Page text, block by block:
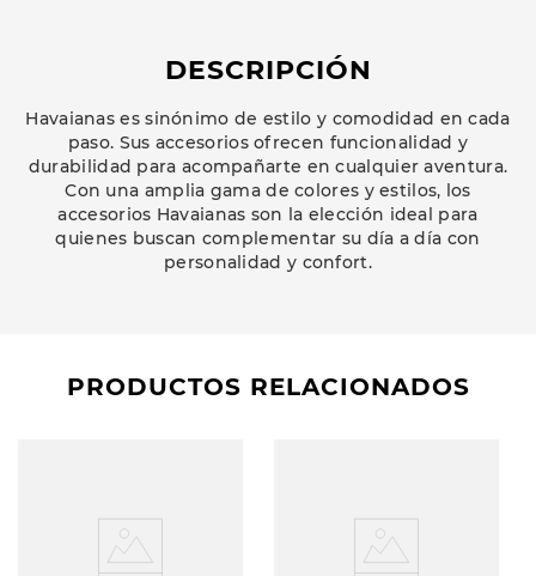
DESCRIPCIÓN
Havaianas es sinónimo de estilo y comodidad en cada
paso. Sus accesorios ofrecen funcionalidad y
durabilidad para acompañarte en cualquier aventura.
Con una amplia gama de colores y estilos, los
accesorios Havaianas son la elección ideal para
quienes buscan complementar su día a día con
personalidad y confort.
PRODUCTOS RELACIONADOS